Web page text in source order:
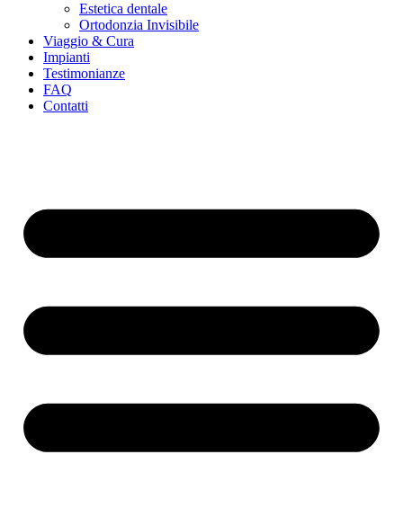
Estetica dentale
Ortodonzia Invisibile
Viaggio & Cura
Impianti
Testimonianze
FAQ
Contatti